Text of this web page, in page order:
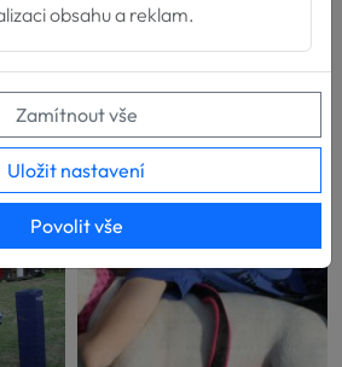
obsahu a reklam.
Zamítnout vše
Uložit nastavení
Povolit vše